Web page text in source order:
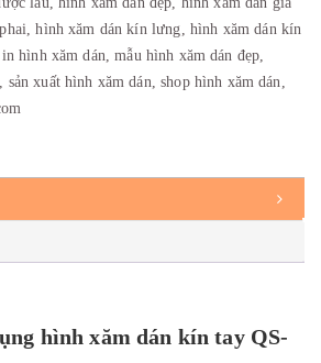
,hình xăm dán kín lưng, hình xăm dán kín
in hình xăm dán,mẫu hình xăm dán đẹp,
, sản xuất hình xăm dán,shop hình xăm dán,
hình xăm dán kín tay QS-